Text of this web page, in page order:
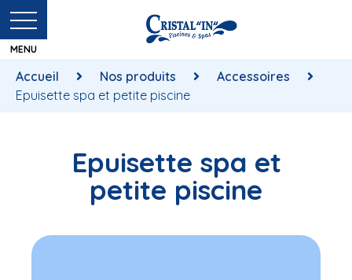
Accueil Nos produits
Accessoires
Epuisette spa et petite piscine
Epuisette spa et
petite piscine